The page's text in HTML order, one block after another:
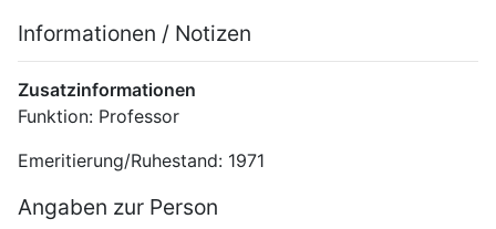
Informationen / Notizen
Zusatzinformationen
Funktion: Professor
Emeritierung/Ruhestand: 1971
Angaben zur Person